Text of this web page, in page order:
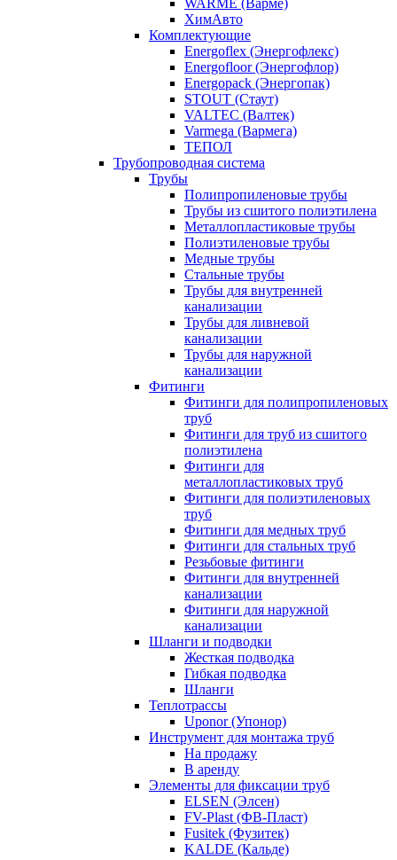
WARME (Варме)
ХимАвто
Комплектующие
Energoflex (Энергофлекс)
Energofloor (Энергофлор)
Energopack (Энергопак)
STOUT (Стаут)
VALTEC (Валтек)
Varmega (Вармега)
ТЕПОЛ
Трубопроводная система
Трубы
Полипропиленовые трубы
Трубы из сшитого полиэтилена
Металлопластиковые трубы
Полиэтиленовые трубы
Медные трубы
Стальные трубы
Трубы для внутренней
канализации
Трубы для ливневой
канализации
Трубы для наружной
канализации
Фитинги
Фитинги для полипропиленовых
труб
Фитинги для труб из сшитого
полиэтилена
Фитинги для
металлопластиковых труб
Фитинги для полиэтиленовых
труб
Фитинги для медных труб
Фитинги для стальных труб
Резьбовые фитинги
Фитинги для внутренней
канализации
Фитинги для наружной
канализации
Шланги и подводки
Жесткая подводка
Гибкая подводка
Шланги
Теплотрассы
Uponor (Упонор)
Инструмент для монтажа труб
На продажу
В аренду
Элементы для фиксации труб
ELSEN (Элсен)
FV-Plast (ФВ-Пласт)
Fusitek (Фузитек)
KALDE (Кальде)